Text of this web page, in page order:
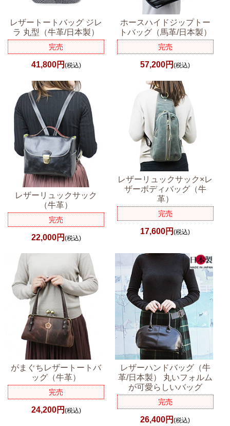
レザートートバッグ ジレ
ラ 丸型（牛革/日本製）
完売
41,800円 (税込)
ホースハイドジップトー
トバッグ（馬革/日本製）
完売
57,200円(税込)
レザーリュックサック
（牛革）
完売
22,000円 (税込)
レザーリュックサック×レ
ザーボディバッグ（牛
革）
完売
17,600円(税込)
がまぐちレザートートバ
ッグ（牛革）
完売
24,200円 (税込)
レザーハンドバッグ（牛
革/日本製） 丸いフォルム
が可愛らしいバッグ
完売
26,400円(税込)